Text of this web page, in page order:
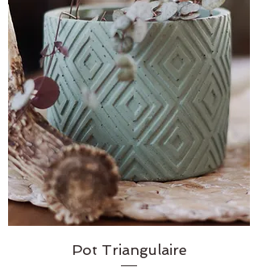
Pot Triangulaire